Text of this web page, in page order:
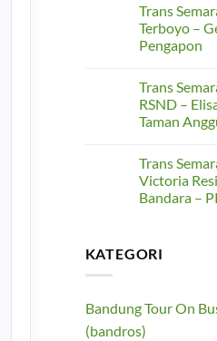
–
Masjid
Kapal
on
Trans
Semarang
–
Cangkiran
Gunungpati
–
Simpang
Trans
Terboyo –
Pengapon
on
Trans
Semarang
–
Terboyo
Genuk
–
Pengapon
Trans
RSND –
Taman
on
Trans
Semarang
–
Elisabeth
Trans
Victoria
Bandara –
Trans
Semarang
Victoria
–
KATEGORI
Bandung Tour On
(bandros)